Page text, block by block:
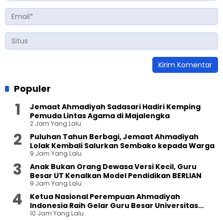
Populer
Jemaat Ahmadiyah Sadasari Hadiri Kemping
Pemuda Lintas Agama di Majalengka
2 Jam Yang Lalu
Puluhan Tahun Berbagi, Jemaat Ahmadiyah
Lolak Kembali Salurkan Sembako kepada Warga
9 Jam Yang Lalu
Anak Bukan Orang Dewasa Versi Kecil, Guru
Besar UT Kenalkan Model Pendidikan BERLIAN
9 Jam Yang Lalu
Ketua Nasional Perempuan Ahmadiyah
Indonesia Raih Gelar Guru Besar Universitas
Terbuka
10 Jam Yang Lalu